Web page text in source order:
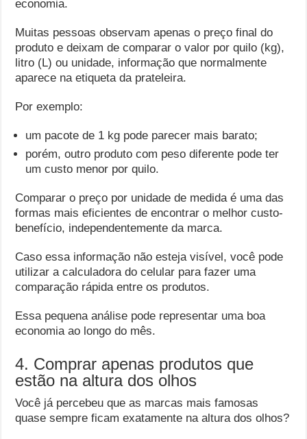
economia.
Muitas pessoas observam apenas o preço final do
produto e deixam de comparar o valor por quilo (kg),
litro (L) ou unidade, informação que normalmente
aparece na etiqueta da prateleira.
Por exemplo:
um pacote de 1 kg pode parecer mais barato;
porém, outro produto com peso diferente pode ter
um custo menor por quilo.
Comparar o preço por unidade de medida é uma das
formas mais eficientes de encontrar o melhor custo-
benefício, independentemente da marca.
Caso essa informação não esteja visível, você pode
utilizar a calculadora do celular para fazer uma
comparação rápida entre os produtos.
Essa pequena análise pode representar uma boa
economia ao longo do mês.
4. Comprar apenas produtos que
estão na altura dos olhos
Você já percebeu que as marcas mais famosas
quase sempre ficam exatamente na altura dos olhos?